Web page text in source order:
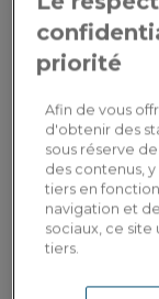
630,00€
Dont 0,10€ d'écopart
Livraison
Estimer mes
priorité
Afin de vous
d'obtenir des
sous réserve
des contenus,
tiers en
navigation et
sociaux, ce site
tiers.